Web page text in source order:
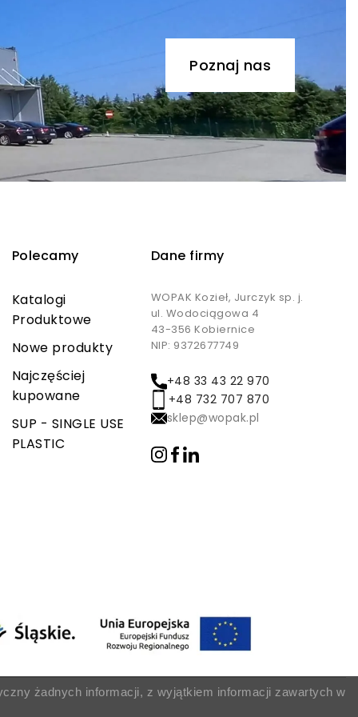
Poznaj nas
Dane firmy
WOPAK Kozieł, Jurczyk sp. j.
ul. Wodociągowa 4
43-356 Kobiernice
NIP: 9372677749
+48 33 43 22 970
+48 732 707 870
sklep@wopak.pl
Polecamy
Katalogi
Produktowe
Nowe produkty
Najczęściej
kupowane
SUP - SINGLE USE
PLASTIC
żadnych informacji, z wyjątkiem informacji zawartych w